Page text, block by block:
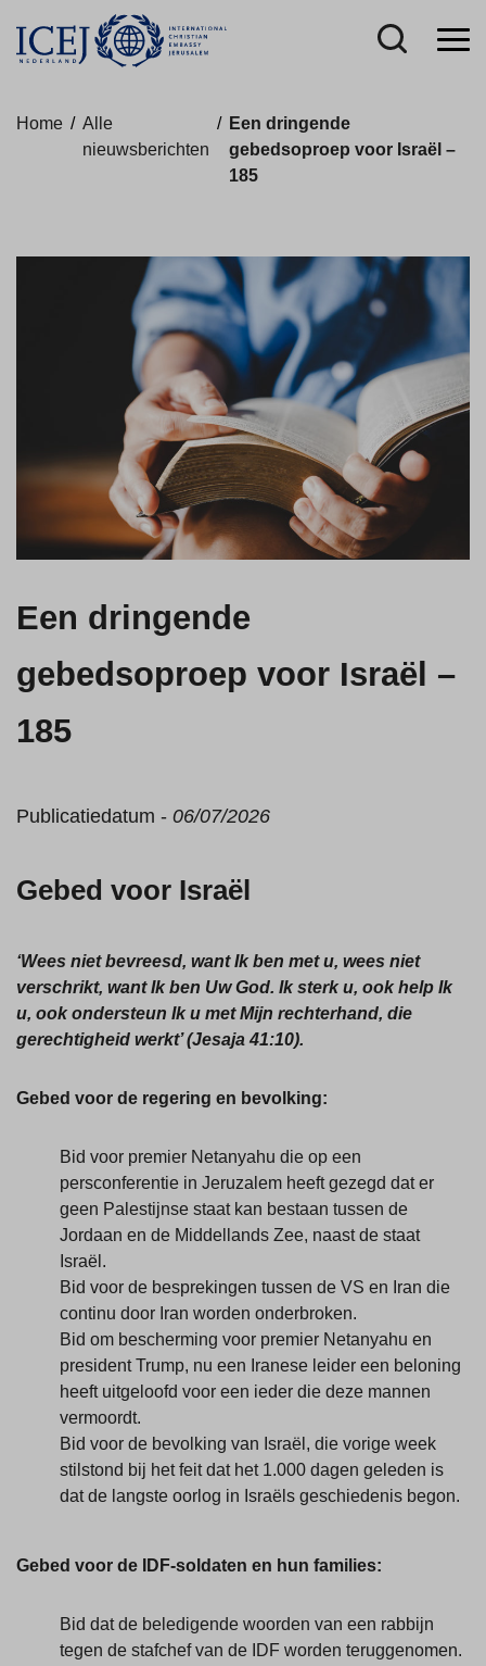
Home / Alle
nieuwsberichten
/ Een dringende
gebedsoproep voor Israël –
185
Een dringende
gebedsoproep voor Israël –
185
Publicatiedatum - 06/07/2026
Gebed voor Israël
‘Wees niet bevreesd, want Ik ben met u, wees niet
verschrikt, want Ik ben Uw God. Ik sterk u, ook help Ik
u, ook ondersteun Ik u met Mijn rechterhand, die
gerechtigheid werkt’ (Jesaja 41:10).
Gebed voor de regering en bevolking:
Bid voor premier Netanyahu die op een
persconferentie in Jeruzalem heeft gezegd dat er
geen Palestijnse staat kan bestaan tussen de
Jordaan en de Middellands Zee, naast de staat
Israël.
Bid voor de besprekingen tussen de VS en Iran die
continu door Iran worden onderbroken.
Bid om bescherming voor premier Netanyahu en
president Trump, nu een Iranese leider een beloning
heeft uitgeloofd voor een ieder die deze mannen
vermoordt.
Bid voor de bevolking van Israël, die vorige week
stilstond bij het feit dat het 1.000 dagen geleden is
dat de langste oorlog in Israëls geschiedenis begon.
Gebed voor de IDF-soldaten en hun families:
Bid dat de beledigende woorden van een rabbijn
tegen de stafchef van de IDF worden teruggenomen.